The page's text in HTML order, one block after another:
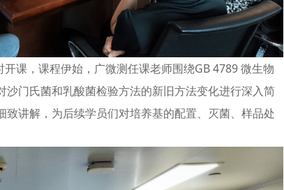
课，课程伊始，广微测任课老师围绕GB 4789 微生物
门氏菌和乳酸菌检验方法的新旧方法变化进行深入简
讲解，为后续学员们对培养基的配置、灭菌、样品处